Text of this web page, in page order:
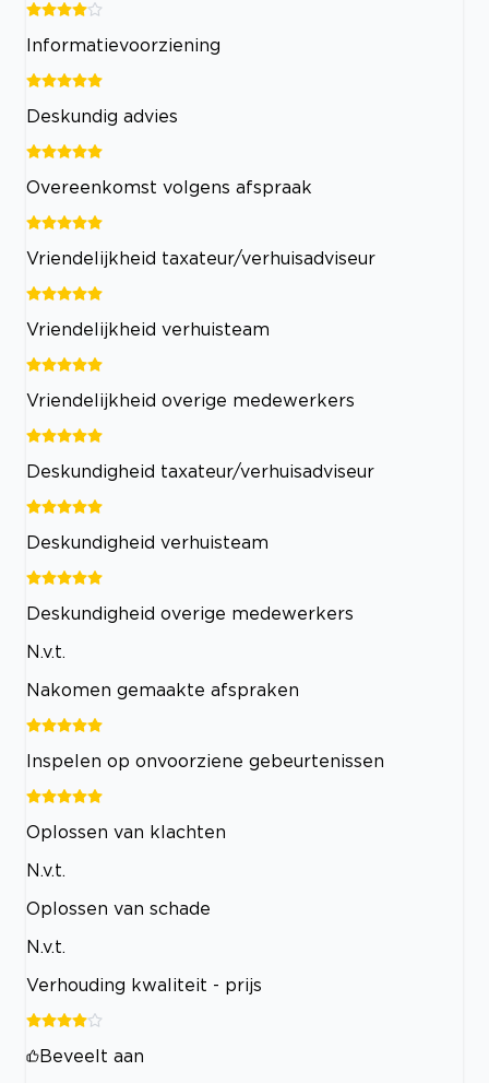
Informatievoorziening
Deskundig advies
Overeenkomst volgens afspraak
Vriendelijkheid taxateur/verhuisadviseur
Vriendelijkheid verhuisteam
Vriendelijkheid overige medewerkers
Deskundigheid taxateur/verhuisadviseur
Deskundigheid verhuisteam
Deskundigheid overige medewerkers
N.v.t.
Nakomen gemaakte afspraken
Inspelen op onvoorziene gebeurtenissen
Oplossen van klachten
N.v.t.
Oplossen van schade
N.v.t.
Verhouding kwaliteit - prijs
Beveelt aan